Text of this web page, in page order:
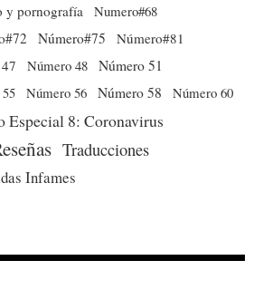
y pornografía
Numero#68
Número#75
Número#81
Número 48 Número 51
Número 56 Número 58
Número 60
Especial 8: Coronavirus
Traducciones
Infames